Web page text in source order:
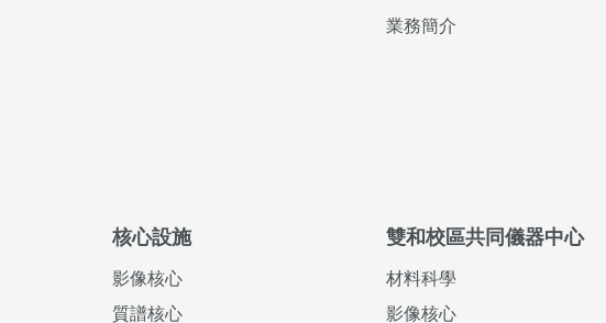
業務簡介
核心設施
影像核心
質譜核心
雙和校區共同儀器中心
材料科學
影像核心